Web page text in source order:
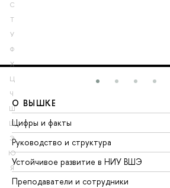
С
Т
У
Ф
Х
Ц
Ч
Ш
Щ
Э
Ю
Я
О ВЫШКЕ
Цифры и факты
Руководство и структура
Устойчивое развитие в НИУ ВШЭ
Преподаватели и сотрудники